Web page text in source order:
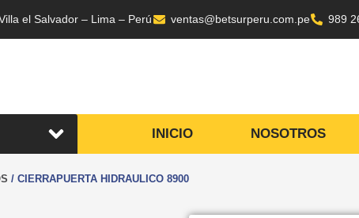
el Salvador – Lima – Perú ventas@betsurperu.com.pe 989
INICIO NOSOTROS
/ CIERRAPUERTA HIDRAULICO 8900